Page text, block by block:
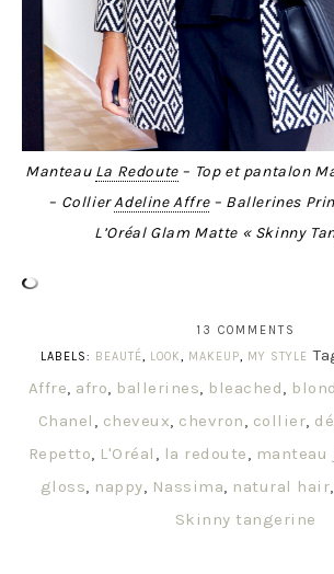
Manteau La Redoute– Top et pantalon
– CollierAdeline Affre– Ballerines
L’Oréal Glam Matte « Skinny
13 COMMENTS
LABELS:
BEAUTÉ, LOOK, MAKEUP, MY STYLE
Affre, afro, ballerines, bleached,
Chanel , cheveux, chevron, collier,
Repetto, L'Oréal , la redoute, manteau
gloss, nappy, Nassima, natural hair,
Skinny tangerine